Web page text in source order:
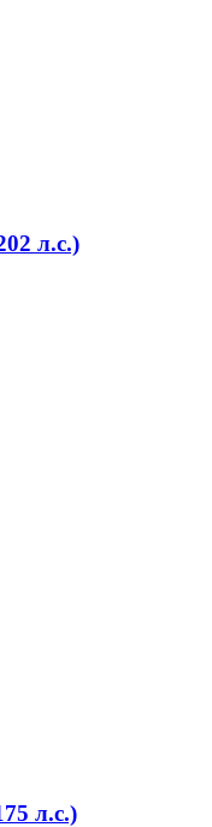
л.с.)
л.с.)